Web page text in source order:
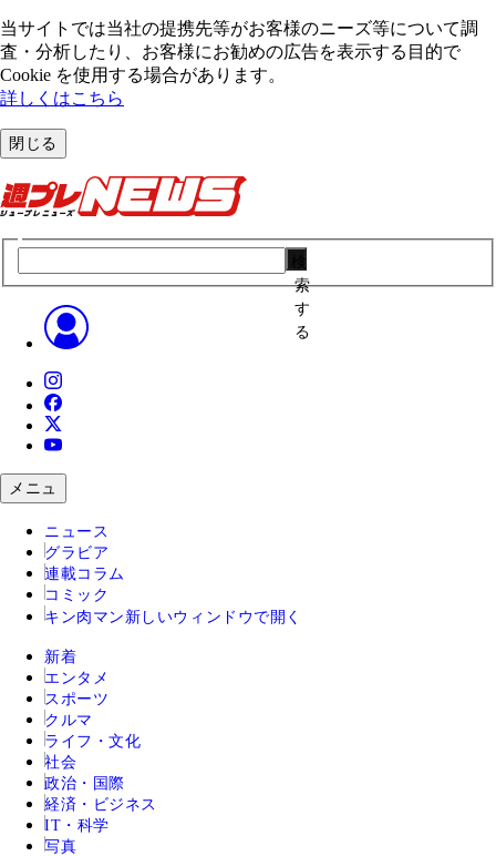
当サイトでは当社の提携先等がお客様のニーズ等について調
査・分析したり、お客様にお勧めの広告を表⽰する⽬的で
Cookie を使⽤する場合があります。
詳しくはこちら
閉じる
索
す
る
メニュ
ニュース
グラビア
連載コラム
コミック
キン肉マン 新しいウィンドウで開く
新着
エンタメ
スポーツ
クルマ
ライフ・文化
社会
政治・国際
経済・ビジネス
IT・科学
写真